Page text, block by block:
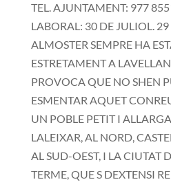
TEL. AJUNTAMENT: 977
LABORAL: 30 DE JULIOL. 29
ALMOSTER SEMPRE HA
ESTRETAMENT A
PROVOCA QUE NO SHEN
ESMENTAR AQUET
UN POBLE PETIT I
LALEIXAR, AL NORD,
AL SUD-OEST, I LA CIUTAT
TERME, QUE S DEXTENSI